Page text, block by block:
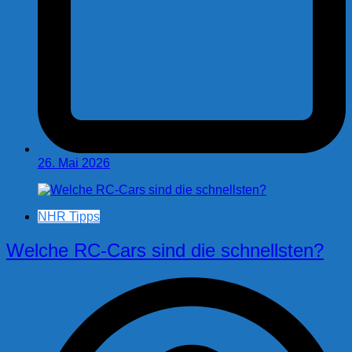
26. Mai 2026
NHR Tipps
Welche RC-Cars sind die schnellsten?